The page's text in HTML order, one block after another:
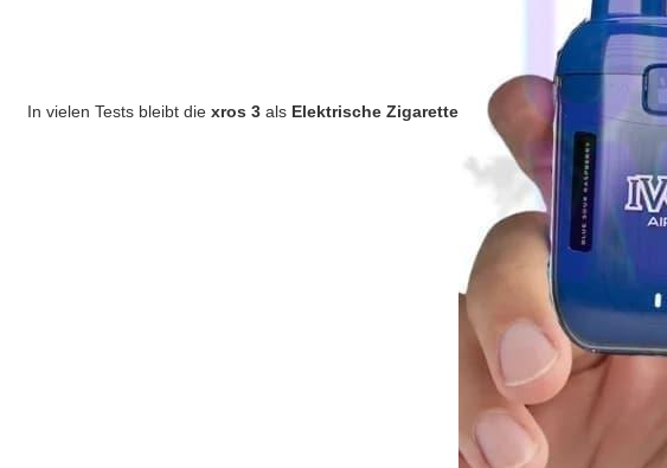
In vielen Tests bleibt diexros 3 als Elektrische Zigarette